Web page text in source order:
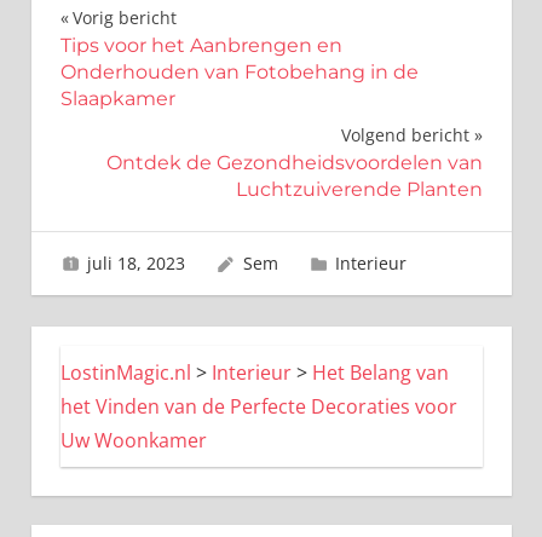
Bericht
navigatie
Vorig bericht
Tips voor het Aanbrengen en
Onderhouden van Fotobehang in de
Slaapkamer
Volgend bericht
Ontdek de Gezondheidsvoordelen van
Luchtzuiverende Planten
juli 18, 2023 Sem Interieur
LostinMagic.nl > Interieur> Het Belang van
het Vinden van de Perfecte Decoraties voor
Uw Woonkamer